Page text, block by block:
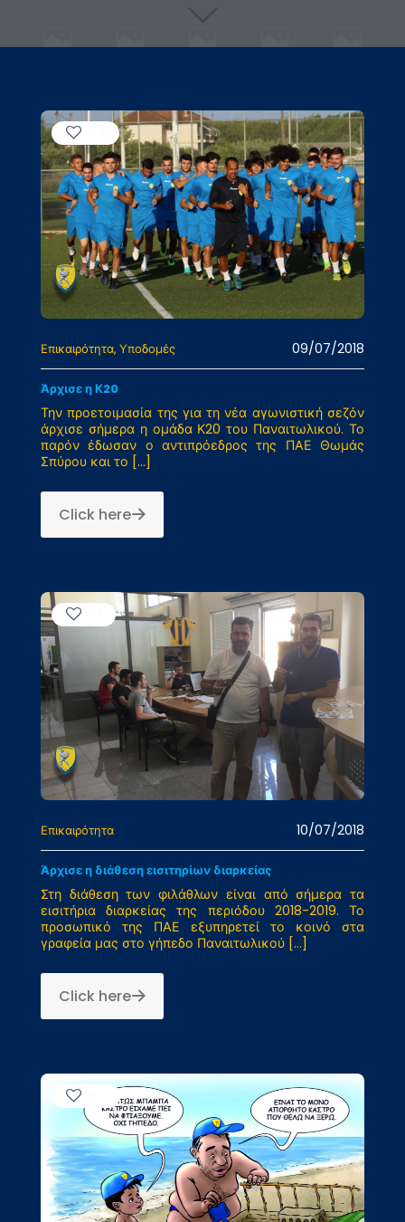
Επικαιρότητα Υποδομές 09/07/2018
Άρχισε η Κ20
Την προετοιμασία της για τη νέα αγωνιστική σεζόν
άρχισε σήμερα η ομάδα Κ20 του Παναιτωλικού. Το
παρόν έδωσαν ο αντιπρόεδρος της ΠΑΕ Θωμάς
Σπύρου και το […]
Click here
Επικαιρότητα 10/07/2018
Άρχισε η διάθεση εισιτηρίων διαρκείας
Στη διάθεση των φιλάθλων είναι από σήμερα τα
εισιτήρια διαρκείας της περιόδου 2018-2019. Το
προσωπικό της ΠΑΕ εξυπηρετεί το κοινό στα
γραφεία μας στο γήπεδο Παναιτωλικού […]
Click here